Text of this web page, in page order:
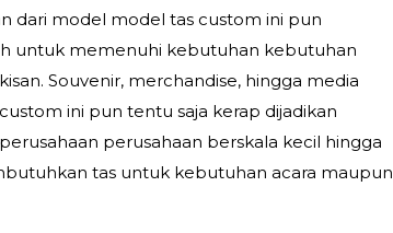
dari model model tas custom ini pun
untuk memenuhi kebutuhan kebutuhan
Souvenir, merchandise, hingga media
ini pun tentu saja kerap dijadikan
perusahaan berskala kecil hingga
tas untuk kebutuhan acara maupun